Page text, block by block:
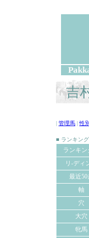
吉
管理馬 |性別
■ ランキング
ランキン
リ-ディ
最近50
軸
穴
大穴
牝馬